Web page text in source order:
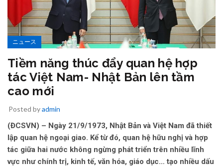
ニュース
Tiềm năng thúc đẩy quan hệ hợp
tác Việt Nam- Nhật Bản lên tầm
cao mới
Posted byadmin
(ĐCSVN) – Ngày 21/9/1973, Nhật Bản và Việt Nam đã thiết
lập quan hệ ngoại giao. Kể từ đó, quan hệ hữu nghị và hợp
tác giữa hai nước không ngừng phát triển trên nhiều lĩnh
vực như chính trị, kinh tế, văn hóa, giáo dục… tạo nhiều dấu